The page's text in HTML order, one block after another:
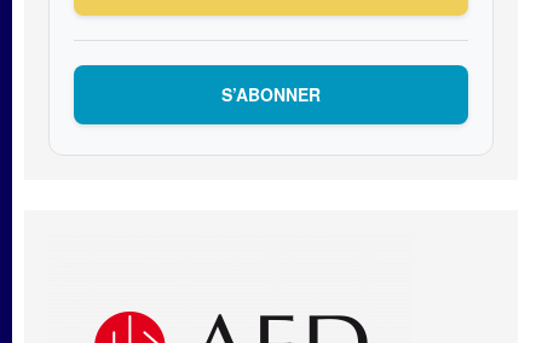
S’ABONNER